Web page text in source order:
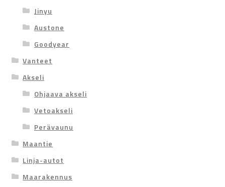
Jinyu
Austone
Goodyear
Vanteet
Akseli
Ohjaava akseli
Vetoakseli
Perävaunu
Maantie
Linja-autot
Maarakennus